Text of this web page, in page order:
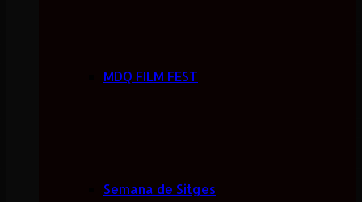
MDQ FILM FEST
Semana de Sitges